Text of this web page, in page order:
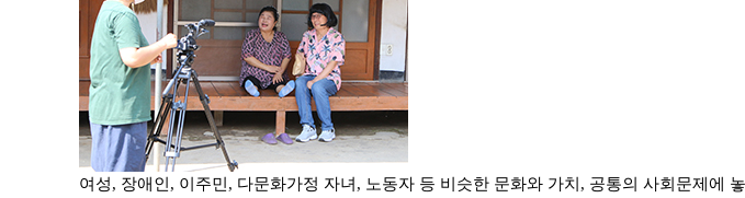
여성, 장애인, 이주민, 다문화가정 자녀, 노동자 등 비슷한 문화와 가치, 공통의 사회문제에